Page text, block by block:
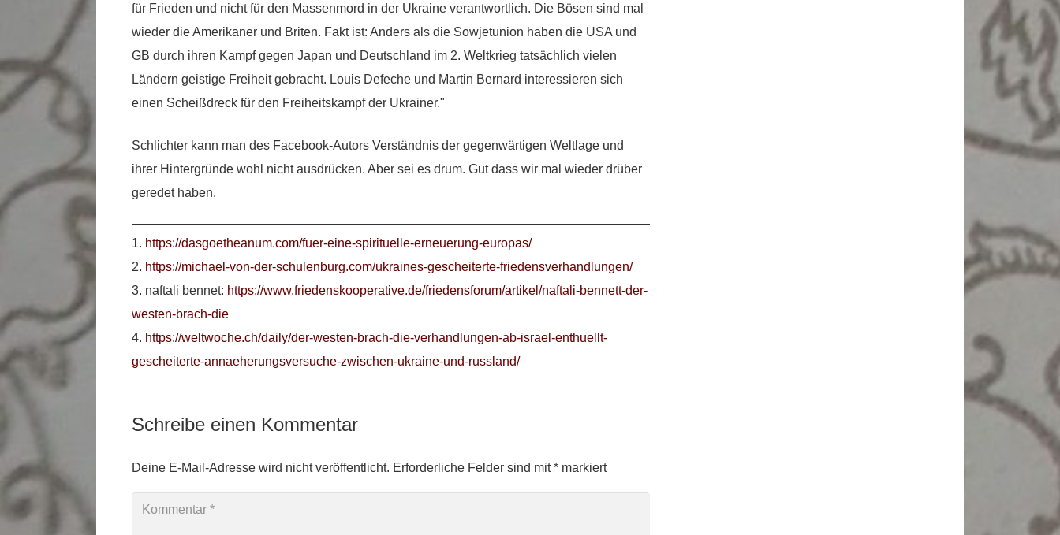
für Frieden und nicht für den Massenmord in der Ukraine verantwortlich. Die Bösen sind mal
wieder die Amerikaner und Briten. Fakt ist: Anders als die Sowjetunion haben die USA und
GB durch ihren Kampf gegen Japan und Deutschland im 2. Weltkrieg tatsächlich vielen
Ländern geistige Freiheit gebracht. Louis Defeche und Martin Bernard interessieren sich
einen Scheißdreck für den Freiheitskampf der Ukrainer."
Schlichter kann man des Facebook-Autors Verständnis der gegenwärtigen Weltlage und
ihrer Hintergründe wohl nicht ausdrücken. Aber sei es drum. Gut dass wir mal wieder drüber
geredet haben.
1. https://dasgoetheanum.com/fuer-eine-spirituelle-erneuerung-europas/
2. https://michael-von-der-schulenburg.com/ukraines-gescheiterte-friedensverhandlungen/
3. naftali bennet: https://www.friedenskooperative.de/friedensforum/artikel/naftali-bennett-der-
westen-brach-die
4. https://weltwoche.ch/daily/der-westen-brach-die-verhandlungen-ab-israel-enthuellt-
gescheiterte-annaeherungsversuche-zwischen-ukraine-und-russland/
Schreibe einen Kommentar
Deine E-Mail-Adresse wird nicht veröffentlicht. Erforderliche Felder sind mit* markiert